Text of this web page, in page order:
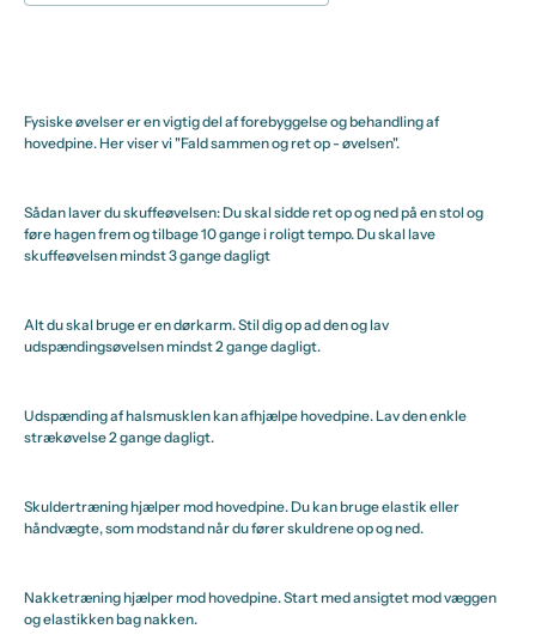
Fysiske øvelser er en vigtig del af forebyggelse og behandling af
hovedpine. Her viser vi "Fald sammen og ret op - øvelsen".
Sådan laver du skuffeøvelsen: Du skal sidde ret op og ned på en stol og
føre hagen frem og tilbage 10 gange i roligt tempo. Du skal lave
skuffeøvelsen mindst 3 gange dagligt
Alt du skal bruge er en dørkarm. Stil dig op ad den og lav
udspændingsøvelsen mindst 2 gange dagligt.
Udspænding af halsmusklen kan afhjælpe hovedpine. Lav den enkle
strækøvelse 2 gange dagligt.
Skuldertræning hjælper mod hovedpine. Du kan bruge elastik eller
håndvægte, som modstand når du fører skuldrene op og ned.
Nakketræning hjælper mod hovedpine. Start med ansigtet mod væggen
og elastikken bag nakken.